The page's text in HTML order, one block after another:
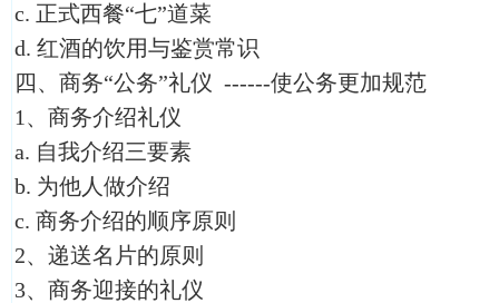
c. 正式西餐“七”道菜
d. 红酒的饮用与鉴赏常识
四、商务“公务”礼仪 ------使公务更加规范
1、商务介绍礼仪
a. 自我介绍三要素
b. 为他人做介绍
c. 商务介绍的顺序原则
2、递送名片的原则
3、商务迎接的礼仪